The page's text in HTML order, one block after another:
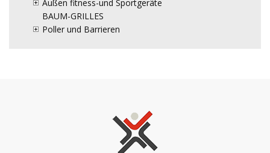
Außen fitness-und Sportgeräte
BAUM-GRILLES
Poller und Barrieren